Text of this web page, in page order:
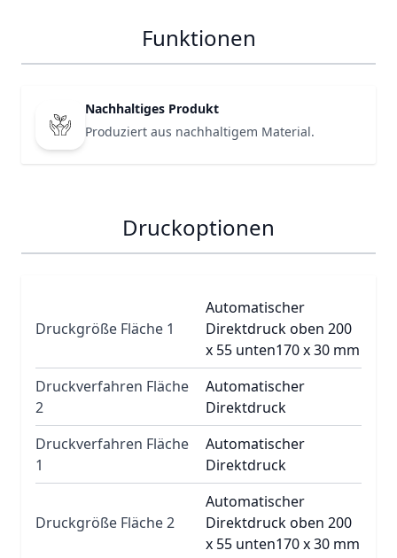
Funktionen
Nachhaltiges Produkt
Produziert aus nachhaltigem Material.
Druckoptionen
Druckgröße Fläche 1
Automatischer
Direktdruck oben 200
x 55 unten170 x 30 mm
Druckverfahren Fläche
2
Automatischer
Direktdruck
Druckverfahren Fläche
1
Automatischer
Direktdruck
Druckgröße Fläche 2
Automatischer
Direktdruck oben 200
x 55 unten170 x 30 mm